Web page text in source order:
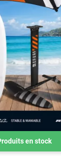
en stock